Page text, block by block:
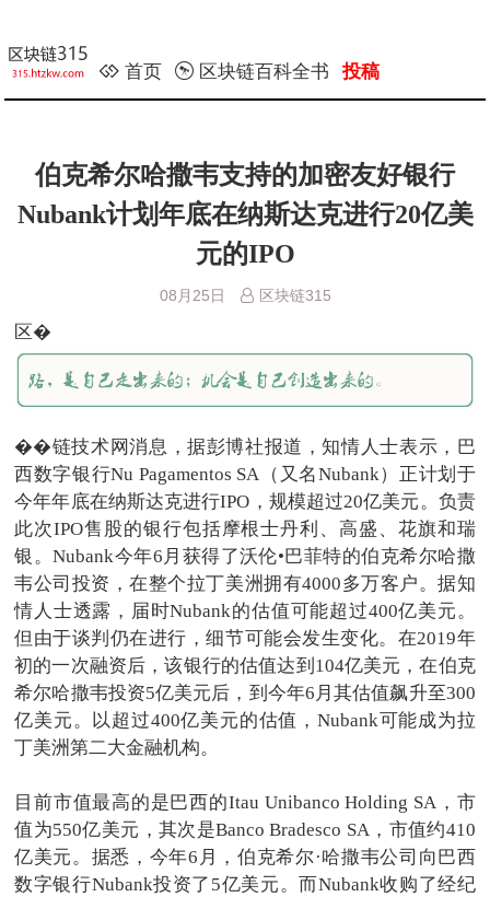
首页 区块链百科全书 投稿
伯克希尔哈撒韦支持的加密友好银行
Nubank计划年底在纳斯达克进行20亿美
元的IPO
08月25日 区块链315
区�
��链技术网消息，据彭博社报道，知情人士表示，巴
西数字银行Nu Pagamentos SA（又名Nubank）正计划于
今年年底在纳斯达克进行IPO，规模超过20亿美元。负责
此次IPO售股的银行包括摩根士丹利、高盛、花旗和瑞
银。Nubank今年6月获得了沃伦•巴菲特的伯克希尔哈撒
韦公司投资，在整个拉丁美洲拥有4000多万客户。据知
情人士透露，届时Nubank的估值可能超过400亿美元。
但由于谈判仍在进行，细节可能会发生变化。在2019年
初的一次融资后，该银行的估值达到104亿美元，在伯克
希尔哈撒韦投资5亿美元后，到今年6月其估值飙升至300
亿美元。以超过400亿美元的估值，Nubank可能成为拉
丁美洲第二大金融机构。
目前市值最高的是巴西的Itau Unibanco Holding SA，市
值为550亿美元，其次是Banco Bradesco SA，市值约410
亿美元。据悉，今年6月，伯克希尔·哈撒韦公司向巴西
数字银行Nubank投资了5亿美元。而Nubank收购了经纪